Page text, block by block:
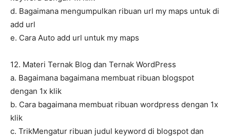
d. Bagaimana mengumpulkan ribuan url my maps untuk di
add url
e. Cara Auto add url untuk my maps
12. Materi Ternak Blog dan Ternak WordPress
a. Bagaimana bagaimana membuat ribuan blogspot
dengan 1x klik
b. Cara bagaimana membuat ribuan wordpress dengan 1x
klik
c. TrikMengatur ribuan judul keyword di blogspot dan